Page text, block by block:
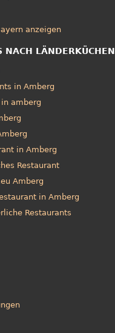
anzeigen
NACH LÄNDERKÜCHEN
in Amberg
amberg
in Amberg
Restaurant
Amberg
in Amberg
Restaurants